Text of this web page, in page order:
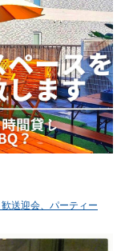
送迎会、パーティー